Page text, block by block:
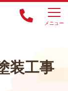
メニュー
装工事